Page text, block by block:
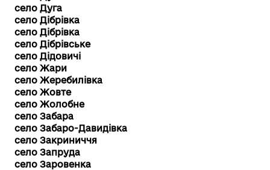
село Дуга
село Дібрівка
село Дібрівка
село Дібрівське
село Дідовичі
село Жари
село Жеребилівка
село Жовте
село Жолобне
село Забара
село Забаро-Давидівка
село Закриниччя
село Запруда
село Заровенка